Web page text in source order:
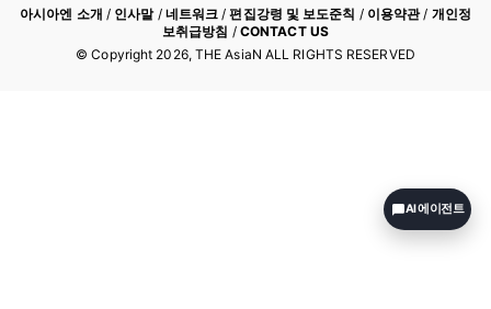
아시아엔 소개 / 인사말/ 네트워크 /편집강령 및 보도준칙 / 이용약관/ 개인정
보취급방침 / CONTACT US
© Copyright 2026, THE AsiaN ALL RIGHTS RESERVED
AI 에이전트